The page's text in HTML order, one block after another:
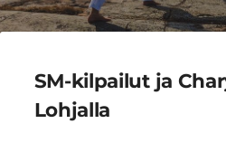
SM-kilpailut ja
Lohjalla